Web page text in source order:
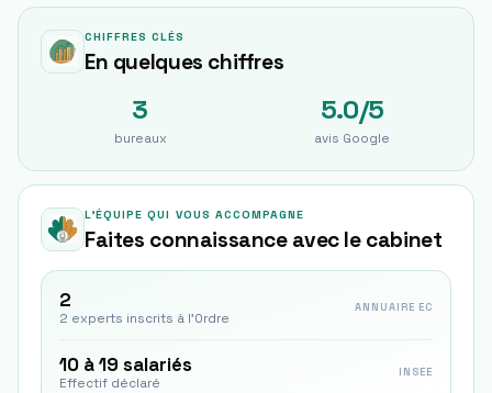
CHIFFRES CLÉS
En quelques chiffres
3
bureaux
5.0/5
avis Google
L'ÉQUIPE QUI VOUS ACCOMPAGNE
Faites connaissance avec le cabinet
2
2 experts inscrits à l'Ordre
ANNUAIRE EC
10 à 19 salariés
Effectif déclaré
INSEE